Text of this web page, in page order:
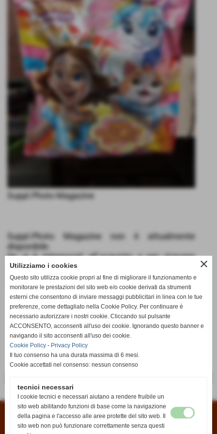
Suppl.Photo Magazine
Suppl.Photo Magazine non è attualmente
disponibile.
Se si è interessati all´acquisto o per ricevere
informazioni potete scriverci dalla pagina
Contattioppure all´indirizzo email
info@anticaedicola.it
€ 9,90
Condizioni di vendita|Informativa sui cookies|Informativa sulla privacy
close
Utilizziamo i cookies
Questo sito utilizza cookie propri al fine di migliorare il funzionamento e
monitorare le prestazioni del sito web e/o cookie derivati da strumenti
esterni che consentono di inviare messaggi pubblicitari in linea con le tue
preferenze, come dettagliato nella Cookie Policy. Per continuare è
necessario autorizzare i nostri cookie. Cliccando sul pulsante
ACCONSENTO, acconsenti all'uso dei cookie. Ignorando questo banner e
navigando il sito acconsenti all'uso dei cookie.
Cookie Policy - Privacy Policy
Il tuo consenso ha una durata massima di 6 mesi.
Cookie accettati nel consenso: nessun consenso
tecnici necessari
I cookie tecnici e necessari aiutano a rendere fruibile un
sito web abilitando funzioni di base come la navigazione
della pagina e l'accesso alle aree protette del sito web. Il
sito web non può funzionare correttamente senza questi